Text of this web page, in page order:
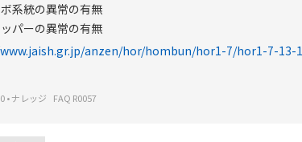
系統の異常の有無
パーの異常の有無
anzen/hor/hombun/hor1-7/hor1-7-13-
•ナレッジ FAQ R0057